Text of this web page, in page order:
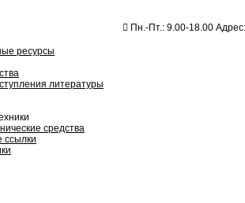
Пн.-Пт.: 9.00-18.00
ресурсы
литературы
средства
ссылки